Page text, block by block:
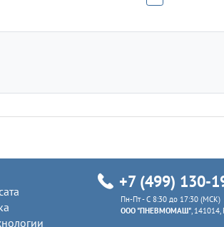
+7 (499) 130-
Пн-Пт - C 8:30 до 17:30 (МСК)
ООО "ПНЕВМОМАШ" ,